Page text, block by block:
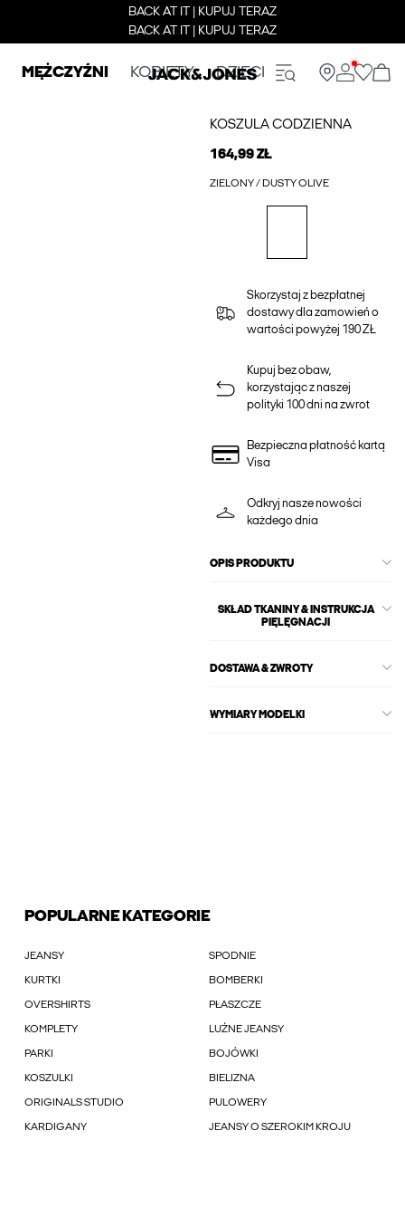
BACK AT IT | KUPUJ TERAZ
BACK AT IT | KUPUJ TERAZ
MĘŻCZYŹNI KOBIETY DZIECI
KOSZULA CODZIENNA
164,99 ZŁ
ZIELONY / DUSTY OLIVE
Skorzystaj z bezpłatnej
dostawy dla zamowień o
wartości powyżej 190 ZŁ
Kupuj bez obaw,
korzystając z naszej
polityki 100 dni na zwrot
Bezpieczna płatność kartą
Visa
Odkryj nasze nowości
każdego dnia
OPIS PRODUKTU
SKŁAD TKANINY & INSTRUKCJA
PIĘLĘGNACJI
DOSTAWA & ZWROTY
WYMIARY MODELKI
POPULARNE KATEGORIE
JEANSY SPODNIE
KURTKI BOMBERKI
OVERSHIRTS PŁASZCZE
KOMPLETY LUŹNE JEANSY
PARKI BOJÓWKI
KOSZULKI BIELIZNA
ORIGINALS STUDIO PULOWERY
KARDIGANY JEANSY O SZEROKIM KROJU